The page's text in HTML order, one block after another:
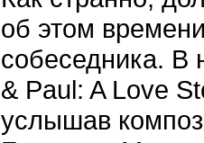
об этом
собеседника. В
& Paul: A Love
услышав